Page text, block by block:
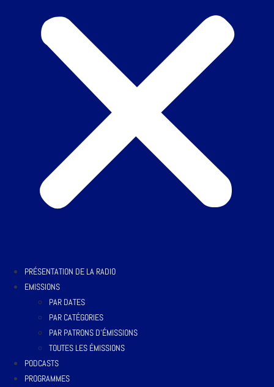
PRÉSENTATION DE LA RADIO
EMISSIONS
PAR DATES
PAR CATÉGORIES
PAR PATRONS D’ÉMISSIONS
TOUTES LES ÉMISSIONS
PODCASTS
PROGRAMMES